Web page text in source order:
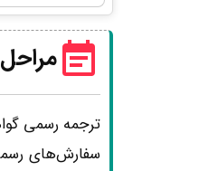
ترجمه رسمی
سفارش‌های